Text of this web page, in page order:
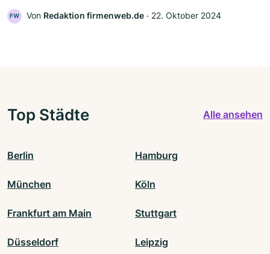
FW Von Redaktion firmenweb.de ‧ 22. Oktober 2024
Top Städte Alle ansehen
Berlin Hamburg
München Köln
Frankfurt am Main Stuttgart
Düsseldorf Leipzig